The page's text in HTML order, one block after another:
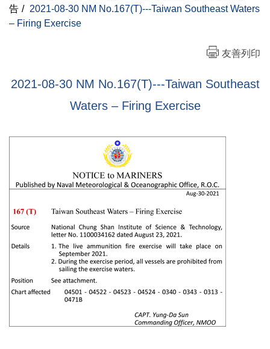
告 / 2021-08-30 NM No.167(T)---Taiwan Southeast Waters
– Firing Exercise
友善列印
2021-08-30 NM No.167(T)---Taiwan Southeast
Waters – Firing Exercise